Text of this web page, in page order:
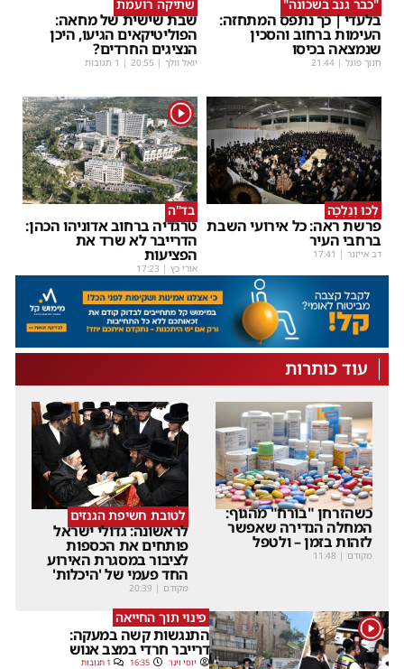
"כבר גנב בשכונה"
בלעדי | כך נתפס המתחזה:
העימות ברחוב והסכין
שנמצאה בכיסו
חנוך פוגל |
21:44
שתיקה רועמת
שבת שישית של מחאה:
הפוליטיקאים הגיעו, היכן
הנציגים החרדים?
יואל וולך |
20:55 | 1 תגובות
לְכוּ וְנֵלְכָה
פרשת ראה: כל אירועי השבת
ברחבי העיר
דב אייזנר |
17:41
1
בד"ה
טרגדיה ברחוב אדוניהו הכהן:
הדרייבר לא שרד את
הפציעות
אורי כץ |
17:23
עוד כותרות
כשהזרחן "בורח" מהגוף:
המחלה הנדירה שאפשר
לזהות בזמן – ולטפל
מקודם |
11:48
לטובת חשיפת הגנזים
לראשונה: גדולי ישראל
פותחים את הכספות
לציבור במסגרת האירוע
החד פעמי של 'היכלות'
מקודם |
20:39
1 פינוי תוך החייאה
התנגשות קשה במעקה:
דרייבר חרדי במצב אנוש
יוסי וינר 16:35 1 תגובות